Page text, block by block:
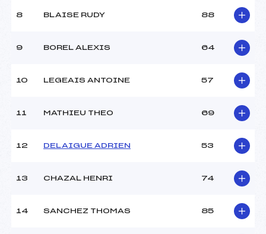
Ouvreurs C :
MAUSSADE
13H30
GROS BERNARD (SA)
Ouvreurs B :
Ouvreurs D :
8 BLAISE RUDY 88
9 BOREL ALEXIS 64
10 LEGEAIS ANTOINE 57
11 MATHIEU THEO 69
12 DELAIGUE ADRIEN 53
13 CHAZAL HENRI 74
14 SANCHEZ THOMAS 85